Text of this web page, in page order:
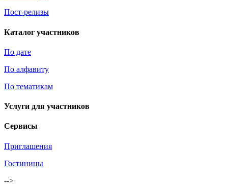
Пост-релизы
Каталог участников
По дате
По алфавиту
По тематикам
Услуги для участников
Сервисы
Приглашения
Гостиницы
-->